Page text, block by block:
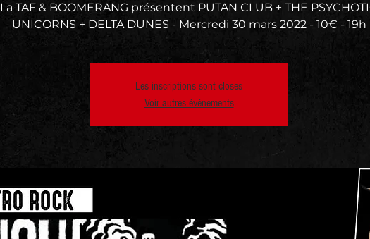
La TAF & BOOMERANG présentent PUTAN CLUB + THE
UNICORNS + DELTA DUNES - Mercredi 30 mars 2022 - 10€ - 19h
Les inscriptions sont closes
Voir autres événements